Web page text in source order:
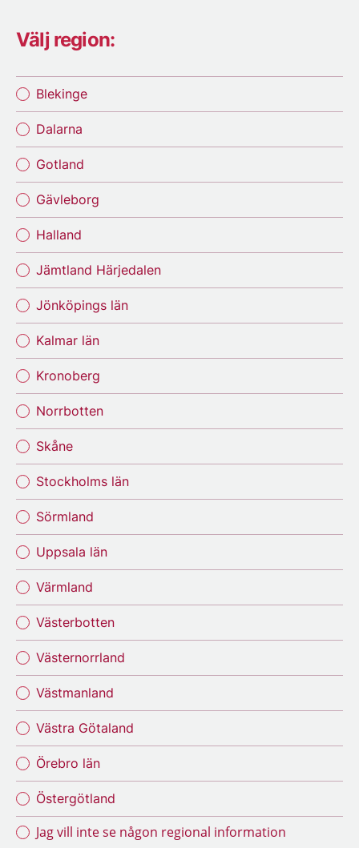
Välj region:
Blekinge
Dalarna
Gotland
Gävleborg
Halland
Jämtland Härjedalen
Jönköpings län
Kalmar län
Kronoberg
Norrbotten
Skåne
Stockholms län
Sörmland
Uppsala län
Värmland
Västerbotten
Västernorrland
Västmanland
Västra Götaland
Örebro län
Östergötland
Jag vill inte se någon regional information